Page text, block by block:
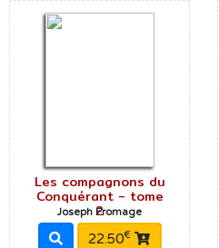
Les compagnons du
Conquérant - tome
2
Joseph Fromage
22.50€